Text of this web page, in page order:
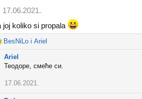
17.06.2021.
joj koliko si propala
BesNiLo i Ariel
Ariel
Теодоре, смеће си.
17.06.2021.